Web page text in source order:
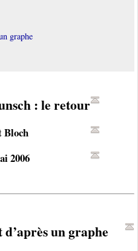
graphe
: le retour
Bloch
2006
un graphe